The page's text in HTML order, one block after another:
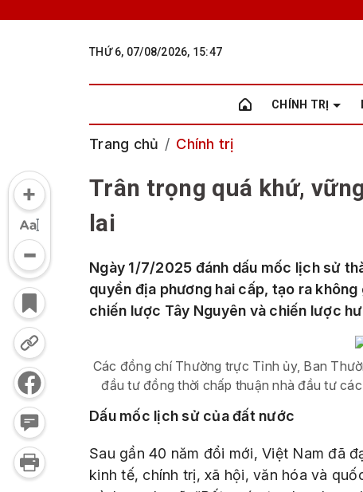
THỨ 6, 07/08/2026, 15:47
CHÍNH TRỊ
Trang chủ Chính trị
Trân trọng quá khứ,
lai
Ngày 1/7/2025 đánh dấu mốc lịch sử
quyền địa phương hai cấp, tạo ra
chiến lược Tây Nguyên và chiến lược
Các đồng chí Thường trực Tỉnh ủy, Ban
đầu tư đồng thời chấp thuận nhà đầu tư
Dấu mốc lịch sử của đất nước
Sau gần 40 năm đổi mới, Việt Nam đã
kinh tế, chính trị, xã hội, văn hóa và